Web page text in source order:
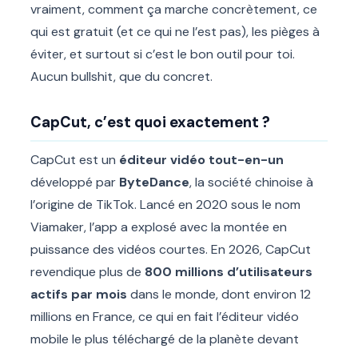
vraiment, comment ça marche concrètement, ce
qui est gratuit (et ce qui ne l’est pas), les pièges à
éviter, et surtout si c’est le bon outil pour toi.
Aucun bullshit, que du concret.
CapCut, c’est quoi exactement ?
CapCut est un éditeur vidéo tout-en-un
développé par ByteDance, la société chinoise à
l’origine de TikTok. Lancé en 2020 sous le nom
Viamaker, l’app a explosé avec la montée en
puissance des vidéos courtes. En 2026, CapCut
revendique plus de 800 millions d’utilisateurs
actifs par mois dans le monde, dont environ 12
millions en France, ce qui en fait l’éditeur vidéo
mobile le plus téléchargé de la planète devant